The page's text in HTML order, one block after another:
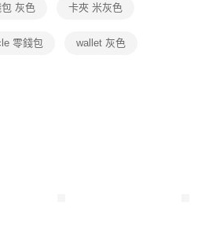
公司提供之「AFTEE先享後付」服務完成之交
司。
得法定代理人或監護人之同意方可使用
時，將依據個別帳號之用戶狀況，依本公司即
灰色 卡夾 米灰色
零錢包 wallet 灰色